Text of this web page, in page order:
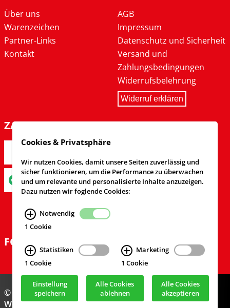
Über uns
Warenzeichen
Partner-Links
Kontakt
AGB
Impressum
Datenschutz und Sicherheit
Versand und
Zahlungsbedingungen
Widerrufsbelehrung
Widerruf erklären
ZAHLARTEN
FOLGEN SIE UNS
© Feuerwehrversand 2024
Webdesign & Realisierungcekom GmbH, Köln
Cookies & Privatsphäre
Wir nutzen Cookies, damit unsere Seiten zuverlässig und
sicher funktionieren, um die Performance zu überwachen
und um relevante und personalisierte Inhalte anzuzeigen.
Dazu nutzen wir foglende Cookies:
Notwendig
1 Cookie
Statistiken
1 Cookie
Marketing
1 Cookie
Einstellung
speichern
Alle Cookies
ablehnen
Alle Cookies
akzeptieren